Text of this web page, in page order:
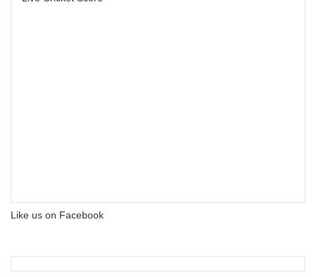
Like us on Facebook